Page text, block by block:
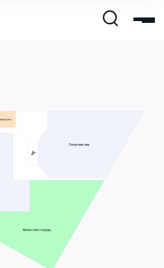
и кино
площадь